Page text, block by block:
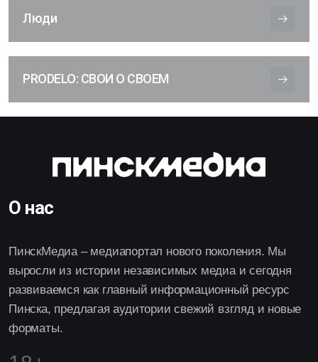
Люди
PRODELO: СВОИ О СВОЕМ
О нас
ПинскМедиа – медиапортал нового поколения. Мы
выросли из истории независимых медиа и сегодня
развиваемся как главный информационный ресурс
Пинска, предлагая аудитории свежий взгляд и новые
форматы.